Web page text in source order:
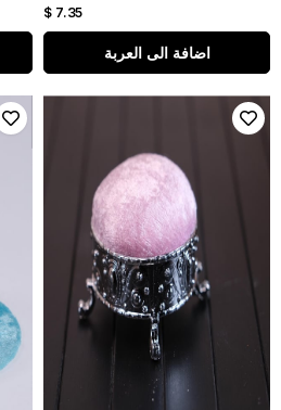
$ 7.35
اضافة الى العربة